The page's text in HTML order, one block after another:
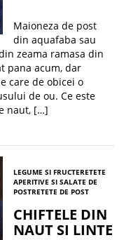
Maioneza de post
din aquafaba sau
zeama ramasa din
pana acum, dar
care de obicei o
de ou. Ce este
naut, […]
LEGUME SI FRUCTERETETE
APERITIVE SI SALATE DE
POSTRETETE DE POST
CHIFTELE DIN
NAUT SI LINTE